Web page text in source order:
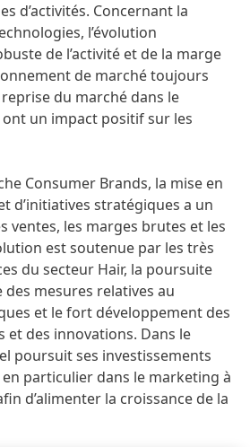
d’activités. Concernant la
l’évolution
de l’activité et de la marge
de marché toujours
du marché dans le
un impact positif sur les
Consumer Brands, la mise en
d’initiatives stratégiques a un
ventes, les marges brutes et les
est soutenue par les très
du secteur Hair, la poursuite
mesures relatives au
et le fort développement des
et des innovations. Dans le
poursuit ses investissements
en particulier dans le marketing à
d’alimenter la croissance de la